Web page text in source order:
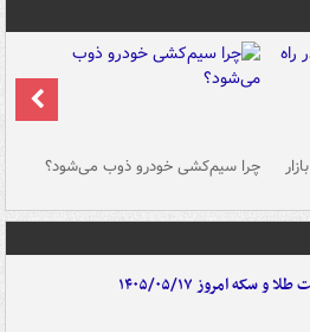
چرا سیم‌کشی خودرو ذوب می‌شود؟
و سکه امروز ۱۴۰۵/۰۵/۱۷